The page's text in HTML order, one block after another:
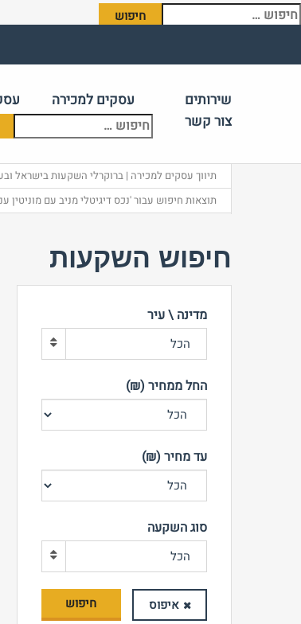
חיפוש:
שירותים עסקים למכירה
צור קשר
תיווך עסקים למכירה | ברוקרלי השקעות בישראל
תוצאות חיפוש עבור 'נכס דיגיטלי מניב עם
חיפוש השקעות
מדינה \ עיר
הכל
החל ממחיר (₪)
עד מחיר (₪)
סוג השקעה
הכל
איפוס חיפוש